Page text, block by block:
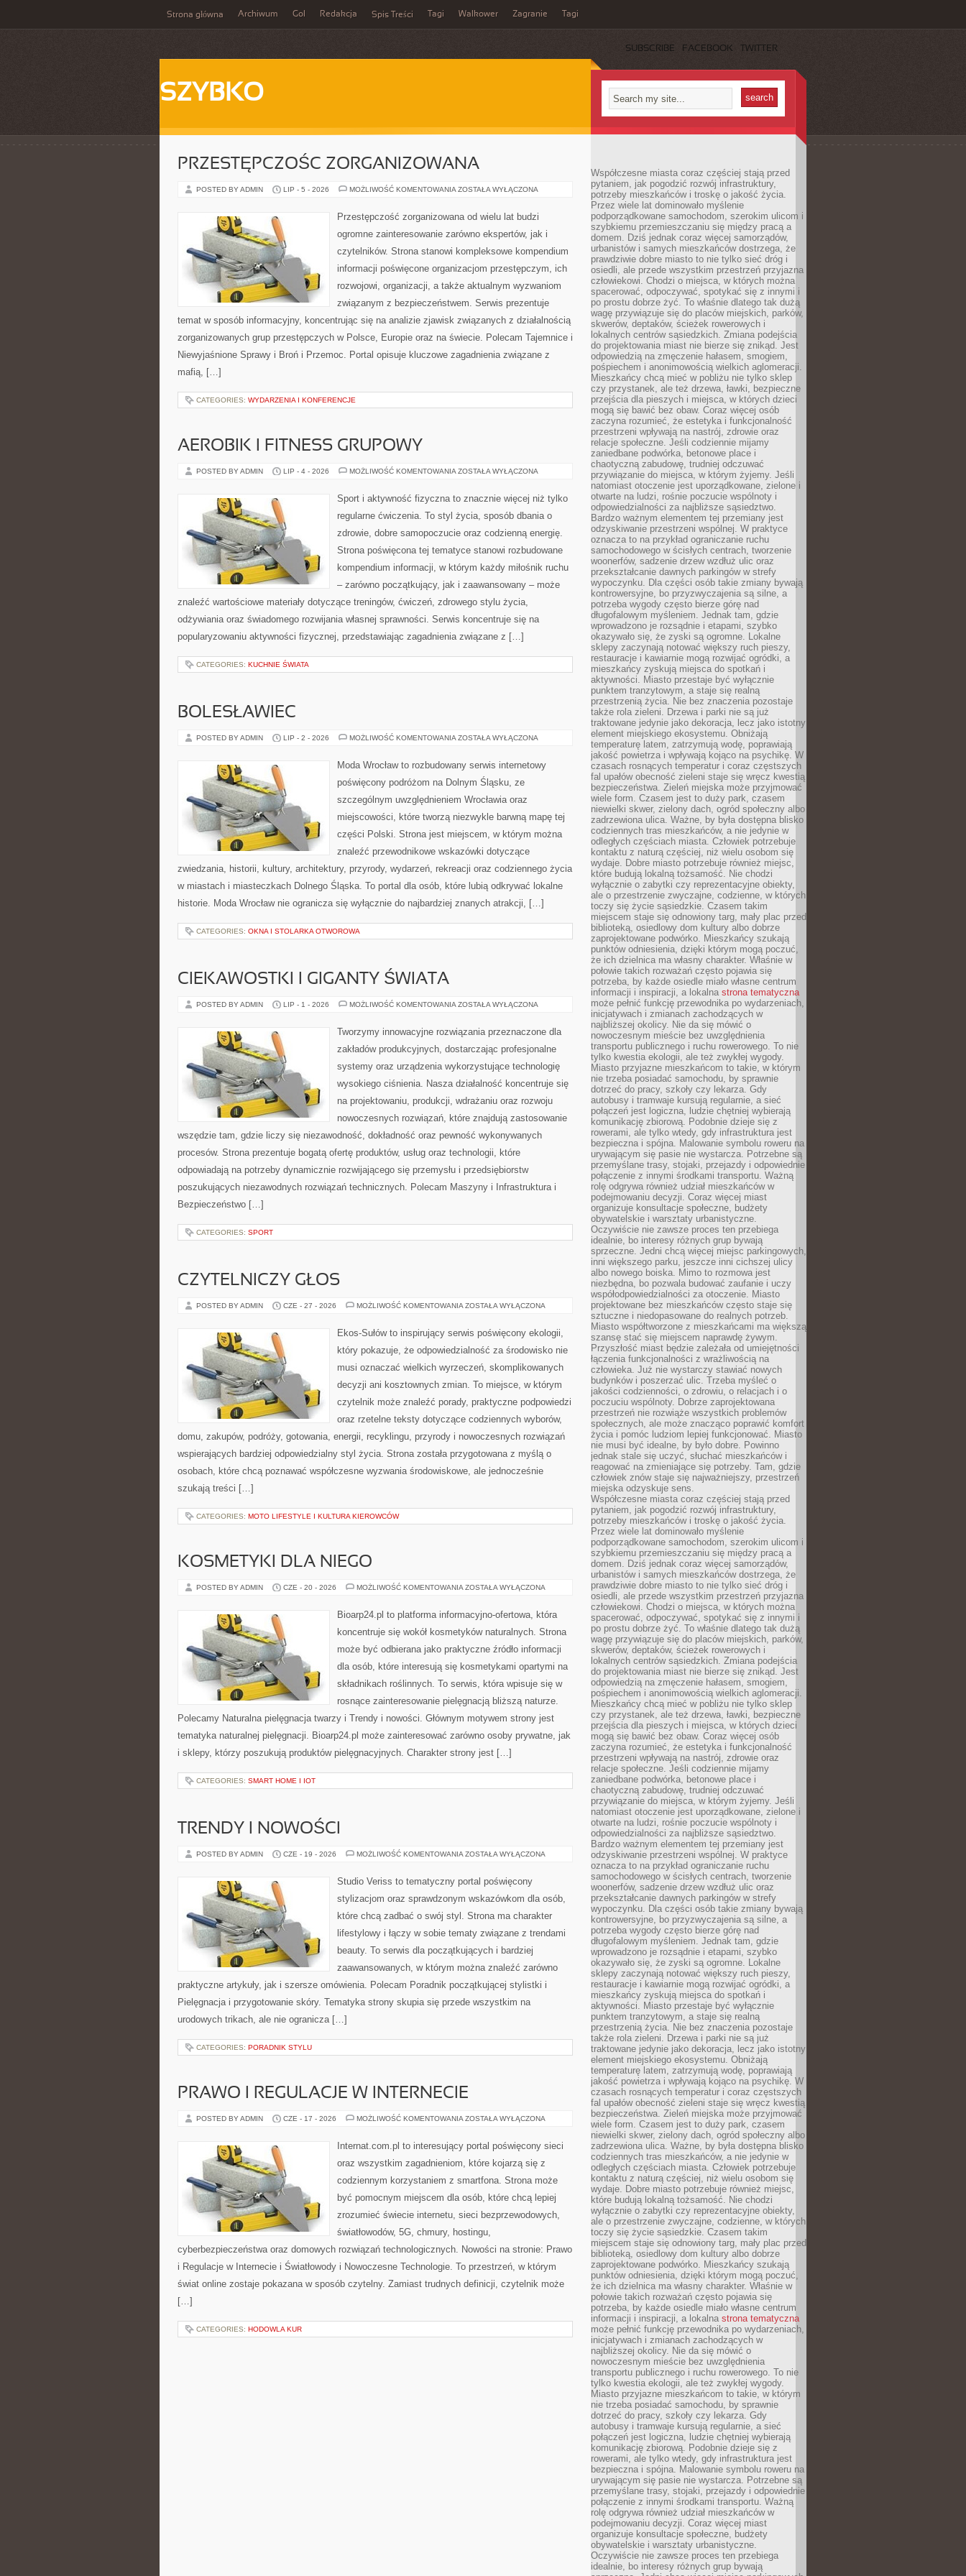
Strona główna Archiwum Gol Redakcja Spis Treści Tagi Walkower Zagranie Tagi
SUBSCRIBE FACEBOOK TWITTER
SZYBKO
PRZESTĘPCZOŚC ZORGANIZOWANA
POSTED BY ADMIN LIP - 5 - 2026 MOŻLIWOŚĆ KOMENTOWANIA PRZESTĘPCZOŚC
ZOSTAŁA WYŁĄCZONA
Przestępczość zorganizowana od wielu lat budzi
ogromne zainteresowanie zarówno ekspertów, jak i
czytelników. Strona stanowi kompleksowe kompendium
informacji poświęcone organizacjom przestępczym, ich
rozwojowi, organizacji, a także aktualnym wyzwaniom
związanym z bezpieczeństwem. Serwis prezentuje
temat w sposób informacyjny, koncentrując się na analizie zjawisk związanych z działalnością
zorganizowanych grup przestępczych w Polsce, Europie oraz na świecie. Polecam Tajemnice i
Niewyjaśnione Sprawy i Broń i Przemoc. Portal opisuje kluczowe zagadnienia związane z
mafią, […]
CATEGORIES: WYDARZENIA I KONFERENCJE
AEROBIK I FITNESS GRUPOWY
POSTED BY ADMIN LIP - 4 - 2026 MOŻLIWOŚĆ KOMENTOWANIA AEROBIK
GRUPOWY
ZOSTAŁA WYŁĄCZONA
Sport i aktywność fizyczna to znacznie więcej niż tylko
regularne ćwiczenia. To styl życia, sposób dbania o
zdrowie, dobre samopoczucie oraz codzienną energię.
Strona poświęcona tej tematyce stanowi rozbudowane
kompendium informacji, w którym każdy miłośnik ruchu
– zarówno początkujący, jak i zaawansowany – może
znaleźć wartościowe materiały dotyczące treningów, ćwiczeń, zdrowego stylu życia,
odżywiania oraz świadomego rozwijania własnej sprawności. Serwis koncentruje się na
popularyzowaniu aktywności fizycznej, przedstawiając zagadnienia związane z […]
CATEGORIES: KUCHNIE ŚWIATA
BOLESŁAWIEC
POSTED BY ADMIN LIP - 2 - 2026 MOŻLIWOŚĆ KOMENTOWANIA BOLESŁAWIEC
ZOSTAŁA WYŁĄCZONA
Moda Wrocław to rozbudowany serwis internetowy
poświęcony podróżom na Dolnym Śląsku, ze
szczególnym uwzględnieniem Wrocławia oraz
miejscowości, które tworzą niezwykle barwną mapę tej
części Polski. Strona jest miejscem, w którym można
znaleźć przewodnikowe wskazówki dotyczące
zwiedzania, historii, kultury, architektury, przyrody, wydarzeń, rekreacji oraz codziennego życia
w miastach i miasteczkach Dolnego Śląska. To portal dla osób, które lubią odkrywać lokalne
historie. Moda Wrocław nie ogranicza się wyłącznie do najbardziej znanych atrakcji, […]
CATEGORIES: OKNA I STOLARKA OTWOROWA
CIEKAWOSTKI I GIGANTY ŚWIATA
POSTED BY ADMIN LIP - 1 - 2026 MOŻLIWOŚĆ KOMENTOWANIA CIEKAWOSTKI
ŚWIATA
ZOSTAŁA WYŁĄCZONA
Tworzymy innowacyjne rozwiązania przeznaczone dla
zakładów produkcyjnych, dostarczając profesjonalne
systemy oraz urządzenia wykorzystujące technologię
wysokiego ciśnienia. Nasza działalność koncentruje się
na projektowaniu, produkcji, wdrażaniu oraz rozwoju
nowoczesnych rozwiązań, które znajdują zastosowanie
wszędzie tam, gdzie liczy się niezawodność, dokładność oraz pewność wykonywanych
procesów. Strona prezentuje bogatą ofertę produktów, usług oraz technologii, które
odpowiadają na potrzeby dynamicznie rozwijającego się przemysłu i przedsiębiorstw
poszukujących niezawodnych rozwiązań technicznych. Polecam Maszyny i Infrastruktura i
Bezpieczeństwo […]
CATEGORIES: SPORT
CZYTELNICZY GŁOS
POSTED BY ADMIN CZE - 27 - 2026 MOŻLIWOŚĆ KOMENTOWANIA CZYTELNICZY
ZOSTAŁA WYŁĄCZONA
Ekos-Sułów to inspirujący serwis poświęcony ekologii,
który pokazuje, że odpowiedzialność za środowisko nie
musi oznaczać wielkich wyrzeczeń, skomplikowanych
decyzji ani kosztownych zmian. To miejsce, w którym
czytelnik może znaleźć porady, praktyczne podpowiedzi
oraz rzetelne teksty dotyczące codziennych wyborów,
domu, zakupów, podróży, gotowania, energii, recyklingu, przyrody i nowoczesnych rozwiązań
wspierających bardziej odpowiedzialny styl życia. Strona została przygotowana z myślą o
osobach, które chcą poznawać współczesne wyzwania środowiskowe, ale jednocześnie
szukają treści […]
CATEGORIES: MOTO LIFESTYLE I KULTURA KIEROWCÓW
KOSMETYKI DLA NIEGO
POSTED BY ADMIN CZE - 20 - 2026 MOŻLIWOŚĆ KOMENTOWANIA KOSMETYKI
ZOSTAŁA WYŁĄCZONA
Bioarp24.pl to platforma informacyjno-ofertowa, która
koncentruje się wokół kosmetyków naturalnych. Strona
może być odbierana jako praktyczne źródło informacji
dla osób, które interesują się kosmetykami opartymi na
składnikach roślinnych. To serwis, która wpisuje się w
rosnące zainteresowanie pielęgnacją bliższą naturze.
Polecamy Naturalna pielęgnacja twarzy i Trendy i nowości. Głównym motywem strony jest
tematyka naturalnej pielęgnacji. Bioarp24.pl może zainteresować zarówno osoby prywatne, jak
i sklepy, którzy poszukują produktów pielęgnacyjnych. Charakter strony jest […]
CATEGORIES: SMART HOME I IOT
TRENDY I NOWOŚCI
POSTED BY ADMIN CZE - 19 - 2026 MOŻLIWOŚĆ KOMENTOWANIA TRENDY
ZOSTAŁA WYŁĄCZONA
Studio Veriss to tematyczny portal poświęcony
stylizacjom oraz sprawdzonym wskazówkom dla osób,
które chcą zadbać o swój styl. Strona ma charakter
lifestylowy i łączy w sobie tematy związane z trendami
beauty. To serwis dla początkujących i bardziej
zaawansowanych, w którym można znaleźć zarówno
praktyczne artykuły, jak i szersze omówienia. Polecam Poradnik początkującej stylistki i
Pielęgnacja i przygotowanie skóry. Tematyka strony skupia się przede wszystkim na
urodowych trikach, ale nie ogranicza […]
CATEGORIES: PORADNIK STYLU
PRAWO I REGULACJE W INTERNECIE
POSTED BY ADMIN CZE - 17 - 2026 MOŻLIWOŚĆ KOMENTOWANIA PRAWO
INTERNECIE
ZOSTAŁA WYŁĄCZONA
Internat.com.pl to interesujący portal poświęcony sieci
oraz wszystkim zagadnieniom, które kojarzą się z
codziennym korzystaniem z smartfona. Strona może
być pomocnym miejscem dla osób, które chcą lepiej
zrozumieć świecie internetu, sieci bezprzewodowych,
światłowodów, 5G, chmury, hostingu,
cyberbezpieczeństwa oraz domowych rozwiązań technologicznych. Nowości na stronie: Prawo
i Regulacje w Internecie i Światłowody i Nowoczesne Technologie. To przestrzeń, w którym
świat online zostaje pokazana w sposób czytelny. Zamiast trudnych definicji, czytelnik może
[…]
CATEGORIES: HODOWLA KUR
Współczesne miasta coraz częściej stają przed
pytaniem, jak pogodzić rozwój infrastruktury,
potrzeby mieszkańców i troskę o jakość życia.
Przez wiele lat dominowało myślenie
podporządkowane samochodom, szerokim ulicom i
szybkiemu przemieszczaniu się między pracą a
domem. Dziś jednak coraz więcej samorządów,
urbanistów i samych mieszkańców dostrzega, że
prawdziwie dobre miasto to nie tylko sieć dróg i
osiedli, ale przede wszystkim przestrzeń przyjazna
człowiekowi. Chodzi o miejsca, w których można
spacerować, odpoczywać, spotykać się z innymi i
po prostu dobrze żyć. To właśnie dlatego tak dużą
wagę przywiązuje się do placów miejskich, parków,
skwerów, deptaków, ścieżek rowerowych i
lokalnych centrów sąsiedzkich. Zmiana podejścia
do projektowania miast nie bierze się znikąd. Jest
odpowiedzią na zmęczenie hałasem, smogiem,
pośpiechem i anonimowością wielkich aglomeracji.
Mieszkańcy chcą mieć w pobliżu nie tylko sklep
czy przystanek, ale też drzewa, ławki, bezpieczne
przejścia dla pieszych i miejsca, w których dzieci
mogą się bawić bez obaw. Coraz więcej osób
zaczyna rozumieć, że estetyka i funkcjonalność
przestrzeni wpływają na nastrój, zdrowie oraz
relacje społeczne. Jeśli codziennie mijamy
zaniedbane podwórka, betonowe place i
chaotyczną zabudowę, trudniej odczuwać
przywiązanie do miejsca, w którym żyjemy. Jeśli
natomiast otoczenie jest uporządkowane, zielone i
otwarte na ludzi, rośnie poczucie wspólnoty i
odpowiedzialności za najbliższe sąsiedztwo.
Bardzo ważnym elementem tej przemiany jest
odzyskiwanie przestrzeni wspólnej. W praktyce
oznacza to na przykład ograniczanie ruchu
samochodowego w ścisłych centrach, tworzenie
woonerfów, sadzenie drzew wzdłuż ulic oraz
przekształcanie dawnych parkingów w strefy
wypoczynku. Dla części osób takie zmiany bywają
kontrowersyjne, bo przyzwyczajenia są silne, a
potrzeba wygody często bierze górę nad
długofalowym myśleniem. Jednak tam, gdzie
wprowadzono je rozsądnie i etapami, szybko
okazywało się, że zyski są ogromne. Lokalne
sklepy zaczynają notować większy ruch pieszy,
restauracje i kawiarnie mogą rozwijać ogródki, a
mieszkańcy zyskują miejsca do spotkań i
aktywności. Miasto przestaje być wyłącznie
punktem tranzytowym, a staje się realną
przestrzenią życia. Nie bez znaczenia pozostaje
także rola zieleni. Drzewa i parki nie są już
traktowane jedynie jako dekoracja, lecz jako istotny
element miejskiego ekosystemu. Obniżają
temperaturę latem, zatrzymują wodę, poprawiają
jakość powietrza i wpływają kojąco na psychikę. W
czasach rosnących temperatur i coraz częstszych
fal upałów obecność zieleni staje się wręcz kwestią
bezpieczeństwa. Zieleń miejska może przyjmować
wiele form. Czasem jest to duży park, czasem
niewielki skwer, zielony dach, ogród społeczny albo
zadrzewiona ulica. Ważne, by była dostępna blisko
codziennych tras mieszkańców, a nie jedynie w
odległych częściach miasta. Człowiek potrzebuje
kontaktu z naturą częściej, niż wielu osobom się
wydaje. Dobre miasto potrzebuje również miejsc,
które budują lokalną tożsamość. Nie chodzi
wyłącznie o zabytki czy reprezentacyjne obiekty,
ale o przestrzenie zwyczajne, codzienne, w których
toczy się życie sąsiedzkie. Czasem takim
miejscem staje się odnowiony targ, mały plac przed
biblioteką, osiedlowy dom kultury albo dobrze
zaprojektowane podwórko. Mieszkańcy szukają
punktów odniesienia, dzięki którym mogą poczuć,
że ich dzielnica ma własny charakter. Właśnie w
połowie takich rozważań często pojawia się
potrzeba, by każde osiedle miało własne centrum
informacji i inspiracji, a lokalna strona tematyczna
może pełnić funkcję przewodnika po wydarzeniach,
inicjatywach i zmianach zachodzących w
najbliższej okolicy. Nie da się mówić o
nowoczesnym mieście bez uwzględnienia
transportu publicznego i ruchu rowerowego. To nie
tylko kwestia ekologii, ale też zwykłej wygody.
Miasto przyjazne mieszkańcom to takie, w którym
nie trzeba posiadać samochodu, by sprawnie
dotrzeć do pracy, szkoły czy lekarza. Gdy
autobusy i tramwaje kursują regularnie, a sieć
połączeń jest logiczna, ludzie chętniej wybierają
komunikację zbiorową. Podobnie dzieje się z
rowerami, ale tylko wtedy, gdy infrastruktura jest
bezpieczna i spójna. Malowanie symbolu roweru na
urywającym się pasie nie wystarcza. Potrzebne są
przemyślane trasy, stojaki, przejazdy i odpowiednie
połączenie z innymi środkami transportu. Ważną
rolę odgrywa również udział mieszkańców w
podejmowaniu decyzji. Coraz więcej miast
organizuje konsultacje społeczne, budżety
obywatelskie i warsztaty urbanistyczne.
Oczywiście nie zawsze proces ten przebiega
idealnie, bo interesy różnych grup bywają
sprzeczne. Jedni chcą więcej miejsc parkingowych,
inni większego parku, jeszcze inni cichszej ulicy
albo nowego boiska. Mimo to rozmowa jest
niezbędna, bo pozwala budować zaufanie i uczy
współodpowiedzialności za otoczenie. Miasto
projektowane bez mieszkańców często staje się
sztuczne i niedopasowane do realnych potrzeb.
Miasto współtworzone z mieszkańcami ma większą
szansę stać się miejscem naprawdę żywym.
Przyszłość miast będzie zależała od umiejętności
łączenia funkcjonalności z wrażliwością na
człowieka. Już nie wystarczy stawiać nowych
budynków i poszerzać ulic. Trzeba myśleć o
jakości codzienności, o zdrowiu, o relacjach i o
poczuciu wspólnoty. Dobrze zaprojektowana
przestrzeń nie rozwiąże wszystkich problemów
społecznych, ale może znacząco poprawić komfort
życia i pomóc ludziom lepiej funkcjonować. Miasto
nie musi być idealne, by było dobre. Powinno
jednak stale się uczyć, słuchać mieszkańców i
reagować na zmieniające się potrzeby. Tam, gdzie
człowiek znów staje się najważniejszy, przestrzeń
miejska odzyskuje sens.
Współczesne miasta coraz częściej stają przed
pytaniem, jak pogodzić rozwój infrastruktury,
potrzeby mieszkańców i troskę o jakość życia.
Przez wiele lat dominowało myślenie
podporządkowane samochodom, szerokim ulicom i
szybkiemu przemieszczaniu się między pracą a
domem. Dziś jednak coraz więcej samorządów,
urbanistów i samych mieszkańców dostrzega, że
prawdziwie dobre miasto to nie tylko sieć dróg i
osiedli, ale przede wszystkim przestrzeń przyjazna
człowiekowi. Chodzi o miejsca, w których można
spacerować, odpoczywać, spotykać się z innymi i
po prostu dobrze żyć. To właśnie dlatego tak dużą
wagę przywiązuje się do placów miejskich, parków,
skwerów, deptaków, ścieżek rowerowych i
lokalnych centrów sąsiedzkich. Zmiana podejścia
do projektowania miast nie bierze się znikąd. Jest
odpowiedzią na zmęczenie hałasem, smogiem,
pośpiechem i anonimowością wielkich aglomeracji.
Mieszkańcy chcą mieć w pobliżu nie tylko sklep
czy przystanek, ale też drzewa, ławki, bezpieczne
przejścia dla pieszych i miejsca, w których dzieci
mogą się bawić bez obaw. Coraz więcej osób
zaczyna rozumieć, że estetyka i funkcjonalność
przestrzeni wpływają na nastrój, zdrowie oraz
relacje społeczne. Jeśli codziennie mijamy
zaniedbane podwórka, betonowe place i
chaotyczną zabudowę, trudniej odczuwać
przywiązanie do miejsca, w którym żyjemy. Jeśli
natomiast otoczenie jest uporządkowane, zielone i
otwarte na ludzi, rośnie poczucie wspólnoty i
odpowiedzialności za najbliższe sąsiedztwo.
Bardzo ważnym elementem tej przemiany jest
odzyskiwanie przestrzeni wspólnej. W praktyce
oznacza to na przykład ograniczanie ruchu
samochodowego w ścisłych centrach, tworzenie
woonerfów, sadzenie drzew wzdłuż ulic oraz
przekształcanie dawnych parkingów w strefy
wypoczynku. Dla części osób takie zmiany bywają
kontrowersyjne, bo przyzwyczajenia są silne, a
potrzeba wygody często bierze górę nad
długofalowym myśleniem. Jednak tam, gdzie
wprowadzono je rozsądnie i etapami, szybko
okazywało się, że zyski są ogromne. Lokalne
sklepy zaczynają notować większy ruch pieszy,
restauracje i kawiarnie mogą rozwijać ogródki, a
mieszkańcy zyskują miejsca do spotkań i
aktywności. Miasto przestaje być wyłącznie
punktem tranzytowym, a staje się realną
przestrzenią życia. Nie bez znaczenia pozostaje
także rola zieleni. Drzewa i parki nie są już
traktowane jedynie jako dekoracja, lecz jako istotny
element miejskiego ekosystemu. Obniżają
temperaturę latem, zatrzymują wodę, poprawiają
jakość powietrza i wpływają kojąco na psychikę. W
czasach rosnących temperatur i coraz częstszych
fal upałów obecność zieleni staje się wręcz kwestią
bezpieczeństwa. Zieleń miejska może przyjmować
wiele form. Czasem jest to duży park, czasem
niewielki skwer, zielony dach, ogród społeczny albo
zadrzewiona ulica. Ważne, by była dostępna blisko
codziennych tras mieszkańców, a nie jedynie w
odległych częściach miasta. Człowiek potrzebuje
kontaktu z naturą częściej, niż wielu osobom się
wydaje. Dobre miasto potrzebuje również miejsc,
które budują lokalną tożsamość. Nie chodzi
wyłącznie o zabytki czy reprezentacyjne obiekty,
ale o przestrzenie zwyczajne, codzienne, w których
toczy się życie sąsiedzkie. Czasem takim
miejscem staje się odnowiony targ, mały plac przed
biblioteką, osiedlowy dom kultury albo dobrze
zaprojektowane podwórko. Mieszkańcy szukają
punktów odniesienia, dzięki którym mogą poczuć,
że ich dzielnica ma własny charakter. Właśnie w
połowie takich rozważań często pojawia się
potrzeba, by każde osiedle miało własne centrum
informacji i inspiracji, a lokalna strona tematyczna
może pełnić funkcję przewodnika po wydarzeniach,
inicjatywach i zmianach zachodzących w
najbliższej okolicy. Nie da się mówić o
nowoczesnym mieście bez uwzględnienia
transportu publicznego i ruchu rowerowego. To nie
tylko kwestia ekologii, ale też zwykłej wygody.
Miasto przyjazne mieszkańcom to takie, w którym
nie trzeba posiadać samochodu, by sprawnie
dotrzeć do pracy, szkoły czy lekarza. Gdy
autobusy i tramwaje kursują regularnie, a sieć
połączeń jest logiczna, ludzie chętniej wybierają
komunikację zbiorową. Podobnie dzieje się z
rowerami, ale tylko wtedy, gdy infrastruktura jest
bezpieczna i spójna. Malowanie symbolu roweru na
urywającym się pasie nie wystarcza. Potrzebne są
przemyślane trasy, stojaki, przejazdy i odpowiednie
połączenie z innymi środkami transportu. Ważną
rolę odgrywa również udział mieszkańców w
podejmowaniu decyzji. Coraz więcej miast
organizuje konsultacje społeczne, budżety
obywatelskie i warsztaty urbanistyczne.
Oczywiście nie zawsze proces ten przebiega
idealnie, bo interesy różnych grup bywają